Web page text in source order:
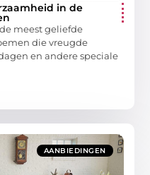
in de
meest geliefde
die vreugde
en andere speciale
AANBIEDINGEN